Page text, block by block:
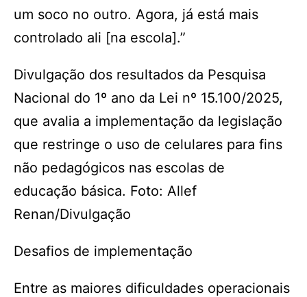
um soco no outro. Agora, já está mais
controlado ali [na escola].”
Divulgação dos resultados da Pesquisa
Nacional do 1º ano da Lei nº 15.100/2025,
que avalia a implementação da legislação
que restringe o uso de celulares para fins
não pedagógicos nas escolas de
educação básica. Foto: Allef
Renan/Divulgação
Desafios de implementação
Entre as maiores dificuldades operacionais